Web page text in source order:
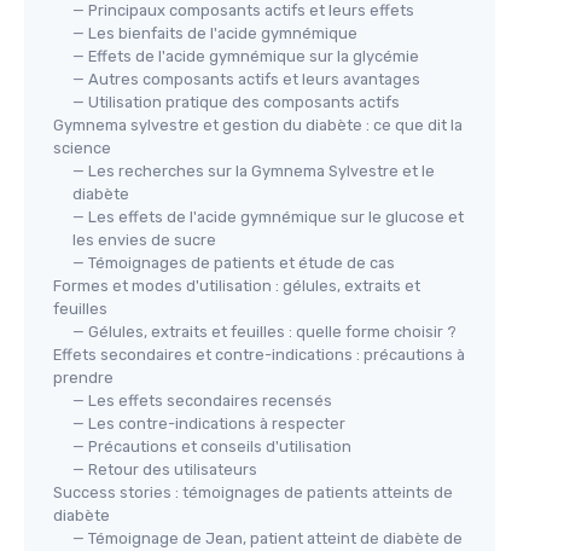
— Principaux composants actifs et leurs effets
— Les bienfaits de l'acide gymnémique
— Effets de l'acide gymnémique sur la glycémie
— Autres composants actifs et leurs avantages
— Utilisation pratique des composants actifs
Gymnema sylvestre et gestion du diabète : ce que dit la
science
— Les recherches sur la Gymnema Sylvestre et le
diabète
— Les effets de l'acide gymnémique sur le glucose et
les envies de sucre
— Témoignages de patients et étude de cas
Formes et modes d'utilisation : gélules, extraits et
feuilles
— Gélules, extraits et feuilles : quelle forme choisir ?
Effets secondaires et contre-indications : précautions à
prendre
— Les effets secondaires recensés
— Les contre-indications à respecter
— Précautions et conseils d'utilisation
— Retour des utilisateurs
Success stories : témoignages de patients atteints de
diabète
— Témoignage de Jean, patient atteint de diabète de